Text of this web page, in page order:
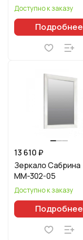
Доступно к заказу
Подробнее
13 610 ₽
Зеркало Сабрина
ММ-302-05
Доступно к заказу
Подробнее